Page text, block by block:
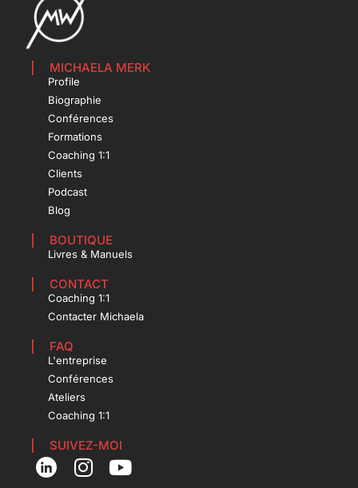
MICHAELA MERK
Profile
Biographie
Conférences
Formations
Coaching 1:1
Clients
Podcast
Blog
BOUTIQUE
Livres & Manuels
CONTACT
Coaching 1:1
Contacter Michaela
FAQ
L'entreprise
Conférences
Ateliers
Coaching 1:1
SUIVEZ-MOI